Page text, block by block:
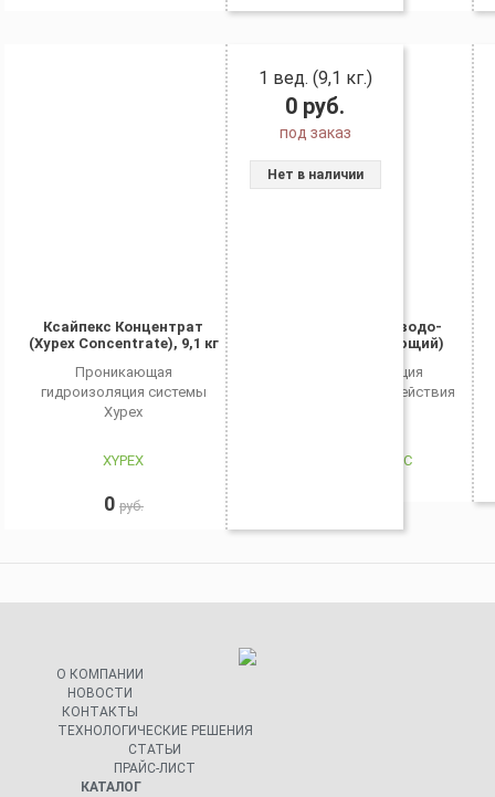
Ксайпекс Концентрат
(Xypex Concentrate), 9,1 кг
Проникающая
гидроизоляция системы
Xypex
XYPEX
0 руб.
1 вед. (9,1 кг.)
0 руб.
под заказ
Нет в наличии
Гидротэкс В (водо-
останавливающий)
Гидроизоляция
проникающего действия
ГИДРОТЕКС
О КОМПАНИИ
НОВОСТИ
КОНТАКТЫ
ТЕХНОЛОГИЧЕСКИЕ РЕШЕНИЯ
СТАТЬИ
ПРАЙС-ЛИСТ
КАТАЛОГ